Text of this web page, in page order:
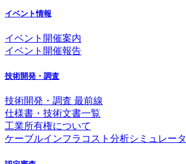
イベント情報
イベント開催案内
イベント開催報告
技術開発・調査
技術開発・調査 最前線
仕様書・技術文書一覧
工業所有権について
ケーブルインフラコスト分析シミュレータ